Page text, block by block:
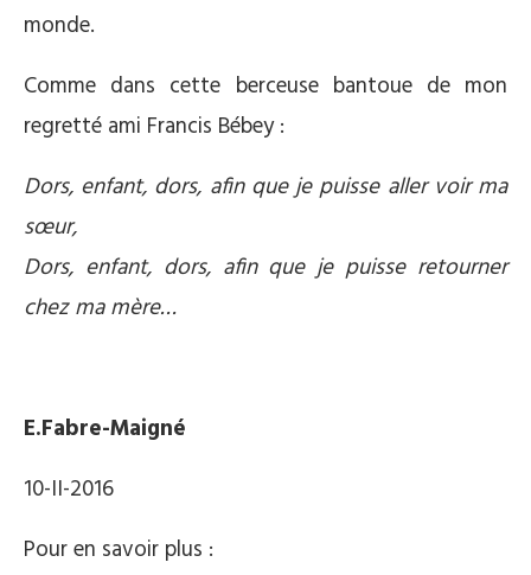
monde.
Comme dans cette berceuse bantoue de mon
regretté ami Francis Bébey :
Dors, enfant, dors, afin que je puisse aller voir ma
sœur,
Dors, enfant, dors, afin que je puisse retourner
chez ma mère…
E.Fabre-Maigné
10-II-2016
Pour en savoir plus :